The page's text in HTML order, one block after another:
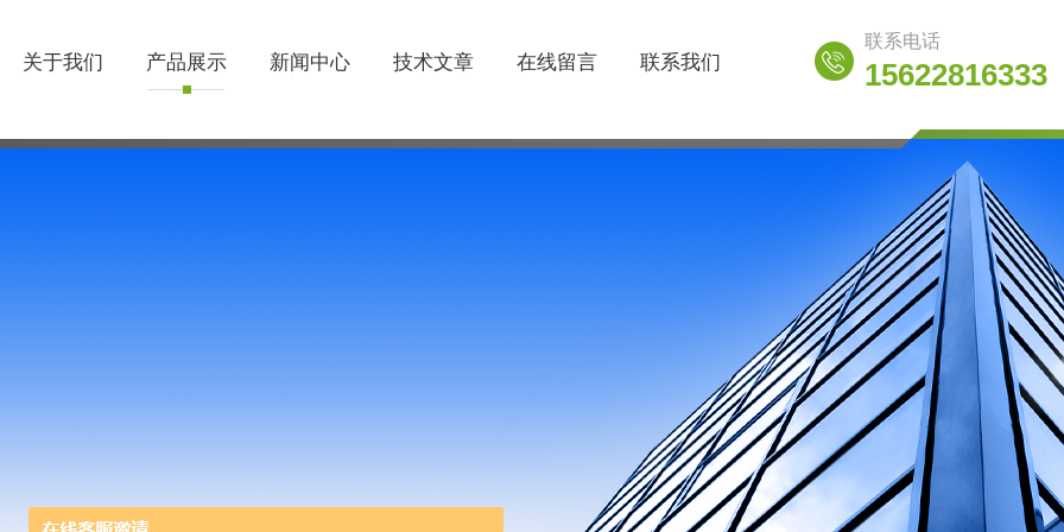
关于我们 产品展示 新闻中心 技术文章 在线留言 联系我们
联系电话
15622816333